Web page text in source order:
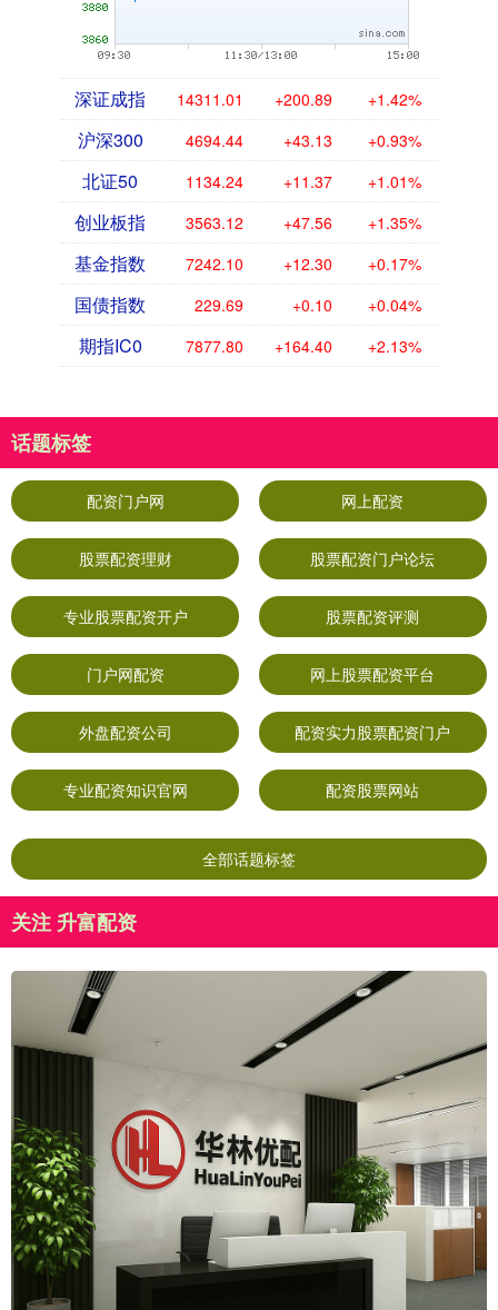
深证成指 14311.01 +200.89 +1.42%
沪深300 4694.44 +43.13 +0.93%
北证50 1134.24 +11.37 +1.01%
创业板指 3563.12 +47.56 +1.35%
基金指数 7242.10 +12.30 +0.17%
国债指数 229.69 +0.10 +0.04%
期指IC0 7877.80 +164.40 +2.13%
话题标签
配资门户网 网上配资
股票配资理财 股票配资门户论坛
专业股票配资开户 股票配资评测
门户网配资 网上股票配资平台
外盘配资公司 配资实力股票配资门户
专业配资知识官网 配资股票网站
全部话题标签
关注 升富配资